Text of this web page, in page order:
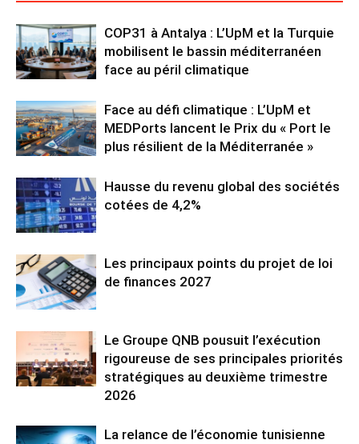
COP31 à Antalya : L’UpM et la Turquie
mobilisent le bassin méditerranéen
face au péril climatique
Face au défi climatique : L’UpM et
MEDPorts lancent le Prix du « Port le
plus résilient de la Méditerranée »
Hausse du revenu global des sociétés
cotées de 4,2%
Les principaux points du projet de loi
de finances 2027
Le Groupe QNB pousuit l’exécution
rigoureuse de ses principales priorités
stratégiques au deuxième trimestre
2026
La relance de l’économie tunisienne